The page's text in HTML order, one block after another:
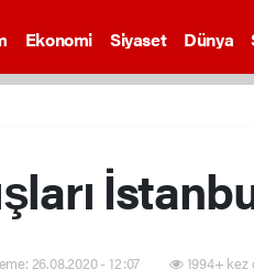
Ekonomi Siyaset Dünya
26.08.2020 - 12:07 1994+ kez